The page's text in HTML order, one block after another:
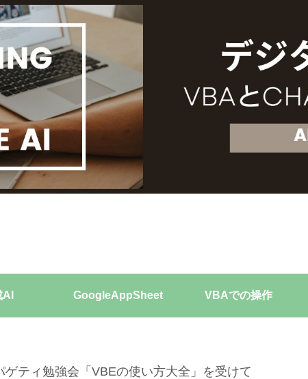
GoogleAppSheet VBAでの操作
ゲティ勉強会「VBEの使い方大全」を受けて